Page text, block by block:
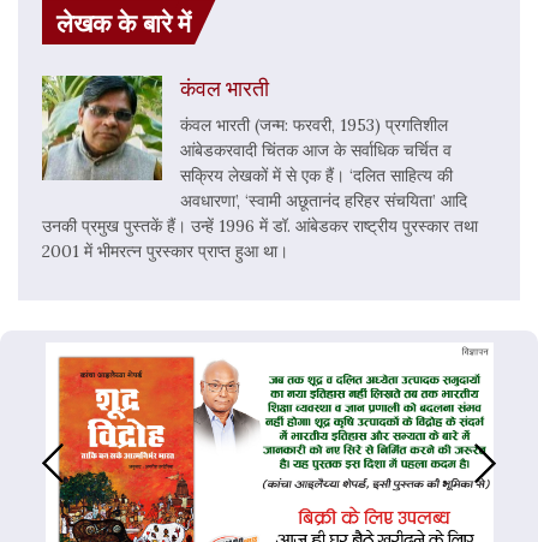
लेखक के बारे में
कंवल भारती
कंवल भारती (जन्म: फरवरी, 1953) प्रगतिशील
आंबेडकरवादी चिंतक आज के सर्वाधिक चर्चित व
सक्रिय लेखकों में से एक हैं। ‘दलित साहित्य की
अवधारणा’, ‘स्वामी अछूतानंद हरिहर संचयिता’ आदि
उनकी प्रमुख पुस्तकें हैं। उन्हें 1996 में डॉ. आंबेडकर राष्ट्रीय पुरस्कार तथा
2001 में भीमरत्न पुरस्कार प्राप्त हुआ था।